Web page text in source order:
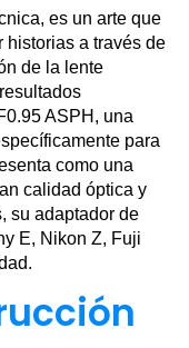
es un arte que
historias a través de
de la lente
ASPH, una
para
como una
calidad óptica y
su adaptador de
E, Nikon Z, Fuji